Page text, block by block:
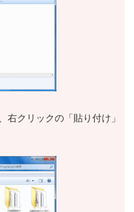
右クリックの「貼り付け」